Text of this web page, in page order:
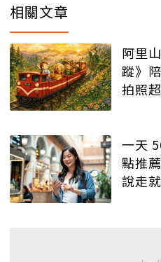
相關文章
阿里
蹤》
拍照
一天
點推
說走